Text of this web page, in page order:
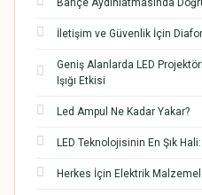
Bahçe Aydınlatmasında
İletişim ve Güvenlik İçin
Geniş Alanlarda LED
Işığı Etkisi
Led Ampul Ne Kadar Yakar?
LED Teknolojisinin En Şık
Herkes İçin Elektrik